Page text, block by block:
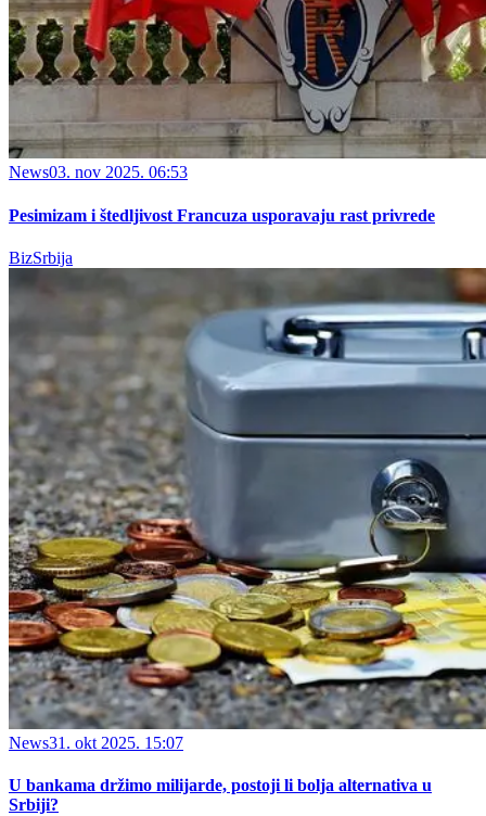
News03. nov 2025. 06:53
Pesimizam i štedljivost Francuza usporavaju rast privrede
BizSrbija
News31. okt 2025. 15:07
U bankama držimo milijarde, postoji li bolja alternativa u
Srbiji?